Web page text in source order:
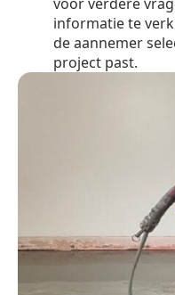
informatie te
de aannemer
project past.